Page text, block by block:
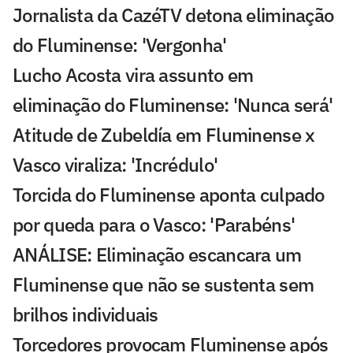
Jornalista da CazéTV detona eliminação
do Fluminense: 'Vergonha'
Lucho Acosta vira assunto em
eliminação do Fluminense: 'Nunca será'
Atitude de Zubeldía em Fluminense x
Vasco viraliza: 'Incrédulo'
Torcida do Fluminense aponta culpado
por queda para o Vasco: 'Parabéns'
ANÁLISE: Eliminação escancara um
Fluminense que não se sustenta sem
brilhos individuais
Torcedores provocam Fluminense após